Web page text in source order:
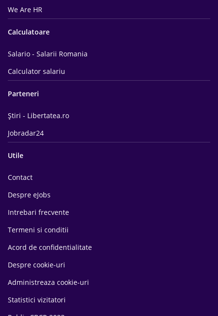
We Are HR
Calculatoare
Salario - Salarii Romania
Calculator salariu
Parteneri
Știri - Libertatea.ro
Jobradar24
Utile
Contact
Despre eJobs
Intrebari frecvente
Termeni si conditii
Acord de confidentialitate
Despre cookie-uri
Administreaza cookie-uri
Statistici vizitatori